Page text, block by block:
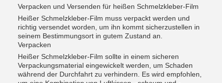
Verpacken und Versenden für heißen Schmelzkleber-Film
Heißer Schmelzkleber-Film muss verpackt werden und
richtig versendet worden, um ihn kommt sicherzustellen in
seinem Bestimmungsort in gutem Zustand an.
Verpacken
Heißer Schmelzkleber-Film sollte in einem sicheren
Verpackungsmaterial eingewickelt werden, um Schaden
während der Durchfahrt zu verhindern. Es wird empfohlen,